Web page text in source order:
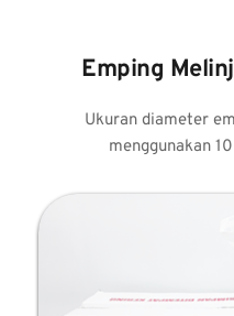
Emping
Ukuran diameter
menggunakan